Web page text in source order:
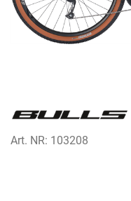
Art. NR: 103208